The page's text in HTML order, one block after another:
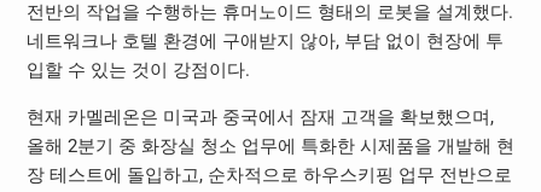
전반의 작업을 수행하는 휴머노이드 형태의 로봇을 설계했다.
네트워크나 호텔 환경에 구애받지 않아, 부담 없이 현장에 투
입할 수 있는 것이 강점이다.
현재 카멜레온은 미국과 중국에서 잠재 고객을 확보했으며,
올해 2분기 중 화장실 청소 업무에 특화한 시제품을 개발해 현
장 테스트에 돌입하고, 순차적으로 하우스키핑 업무 전반으로